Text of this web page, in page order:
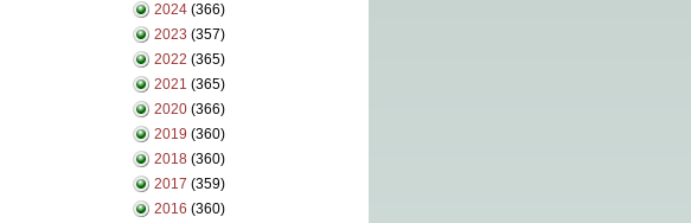
2024 (366)
2023 (357)
2022 (365)
2021 (365)
2020 (366)
2019 (360)
2018 (360)
2017 (359)
2016 (360)